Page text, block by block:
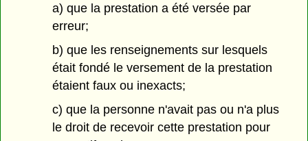
a) que la prestation a été versée par
erreur;
b) que les renseignements sur lesquels
était fondé le versement de la prestation
étaient faux ou inexacts;
c) que la personne n'avait pas ou n'a plus
le droit de recevoir cette prestation pour